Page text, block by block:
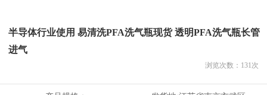
半导体行业使用 易清洗PFA洗气瓶现货 透明PFA洗气瓶长管
进气
浏览次数： 131次